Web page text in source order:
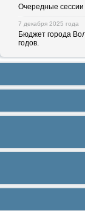
Очередные сессии
7 декабря 2025 года
Бюджет города
годов.